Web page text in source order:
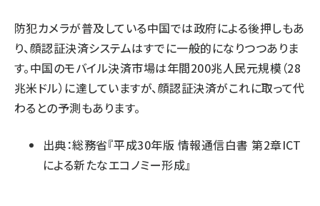
防犯カメラが普及している中国では政府による後押しもあ
り、顔認証決済システムはすでに一般的になりつつありま
す。中国のモバイル決済市場は年間200兆人民元規模（28
兆米ドル）に達していますが、顔認証決済がこれに取って代
わるとの予測もあります。
出典：総務省『平成30年版 情報通信白書 第2章ICT
による新たなエコノミー形成』